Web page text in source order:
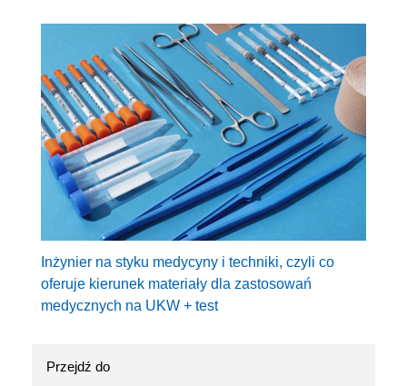
Inżynier na styku medycyny i techniki, czyli co
oferuje kierunek materiały dla zastosowań
medycznych na UKW + test
Przejdź do